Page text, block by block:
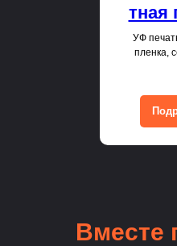
тная
УФ
пленка,
Вместе